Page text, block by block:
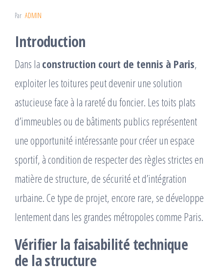
Par ADMIN
Introduction
Dans la construction court de tennis à Paris,
exploiter les toitures peut devenir une solution
astucieuse face à la rareté du foncier. Les toits plats
d’immeubles ou de bâtiments publics représentent
une opportunité intéressante pour créer un espace
sportif, à condition de respecter des règles strictes en
matière de structure, de sécurité et d’intégration
urbaine. Ce type de projet, encore rare, se développe
lentement dans les grandes métropoles comme Paris.
Vérifier la faisabilité technique
de la structure